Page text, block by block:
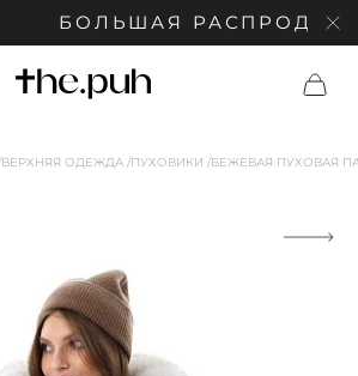
БОЛЬШАЯ РАСПРОДАЖА:
ВЕРХНЯЯ ОДЕЖДА ПУХОВИКИ БЕЖЕВАЯ ПУХОВАЯ